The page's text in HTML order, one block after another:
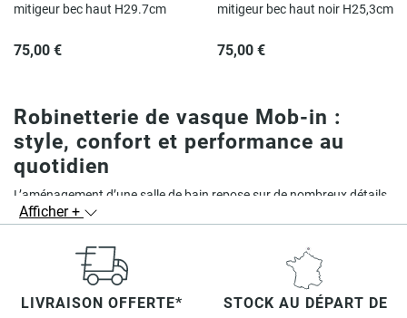
mitigeur bec haut H29.7cm
75,00 €
mitigeur bec haut noir H25,3cm
75,00 €
Robinetterie de vasque Mob-in :
style, confort et performance au
quotidien
L’aménagement d’une salle de bain repose sur de nombreux détails
essentiels, parmi lesquels la robinetterie de vasque occupe une
parfaitement à votre vasque pour garantir confort, durabilité et
Chez Mob-in, nous proposons une large gamme de robinets
Afficher +
LIVRAISON OFFERTE*
STOCK AU DÉPART DE